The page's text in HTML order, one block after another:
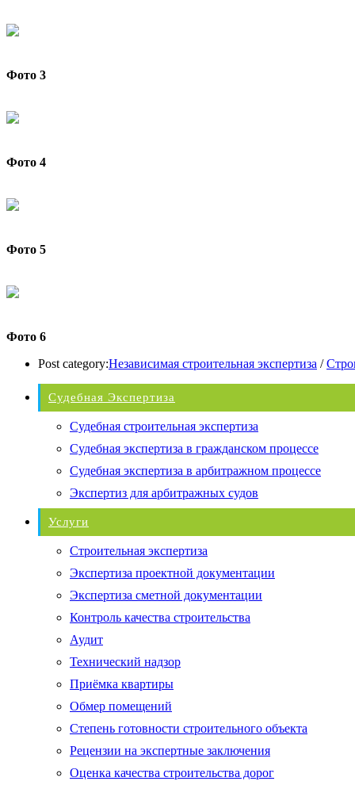
Фото 3
Фото 4
Фото 5
Фото 6
Post category:Независимая строительная экспертиза /
Судебная Экспертиза
Судебная строительная экспертиза
Судебная экспертиза в гражданском процессе
Судебная экспертиза в арбитражном процессе
Экспертиз для арбитражных судов
Услуги
Строительная экспертиза
Экспертиза проектной документации
Экспертиза сметной документации
Контроль качества строительства
Аудит
Технический надзор
Приёмка квартиры
Обмер помещений
Степень готовности строительного объекта
Рецензии на экспертные заключения
Оценка качества строительства дорог